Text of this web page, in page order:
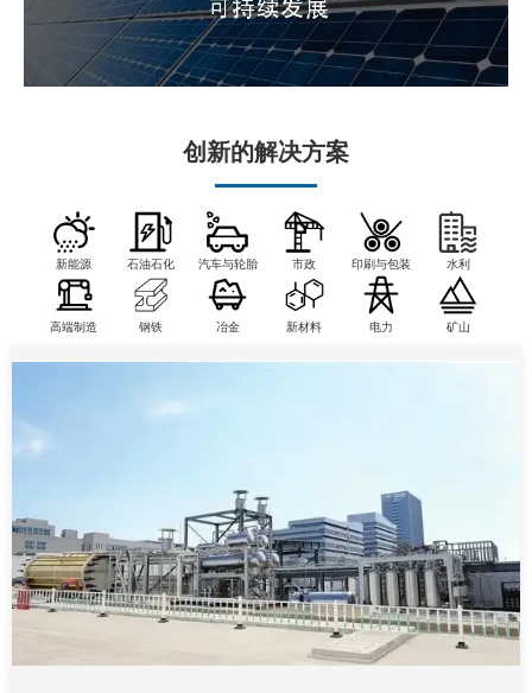
创新的解决方案
新能源 石油石化 汽车与轮胎 市政 印刷与包装 水利
高端制造 钢铁 冶金 新材料 电力 矿山